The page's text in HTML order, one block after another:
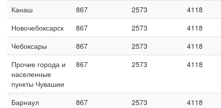
Канаш 867 2573
4118
Новочебоксарск
867 2573
4118
Чебоксары
867 2573
4118
Прочие города и
населенные
пункты Чувашии
867 2573 4118
Барнаул 867 2573
4118